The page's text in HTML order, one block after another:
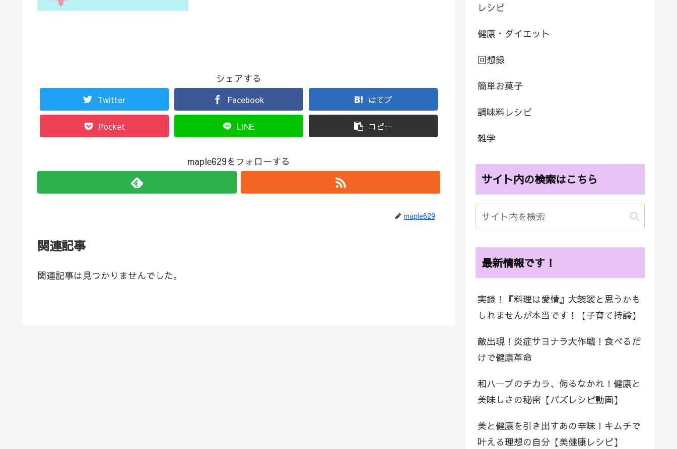
シェアする
Twitter Facebook はてブ
Pocket LINE コピー
maple629をフォローする
maple629
関連記事
関連記事は見つかりませんでした。
レシピ
健康・ダイエット
回想録
簡単お菓子
調味料レシピ
雑学
サイト内の検索はこちら
最新情報です！
実録！『料理は愛情』大袈裟と思うかも
しれませんが本当です！【子育て持論】
敵出現！炎症サヨナラ大作戦！食べるだ
けで健康革命
和ハーブのチカラ、侮るなかれ！健康と
美味しさの秘密【バズレシピ動画】
美と健康を引き出すあの辛味！キムチで
叶える理想の自分【美健康レシピ】